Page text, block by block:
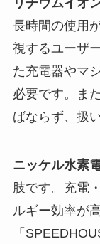
リチウムイオ
長時間の使用
視するユーザ
た充電器やマ
必要です。ま
ばならず、扱
ニッケル水素
肢です。充電
ルギー効率が
「